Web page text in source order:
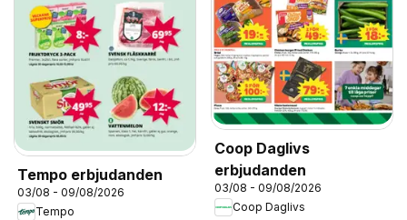
Tempo erbjudanden
03/08 - 09/08/2026
Tempo
Coop Daglivs
erbjudanden
03/08 - 09/08/2026
Coop Daglivs